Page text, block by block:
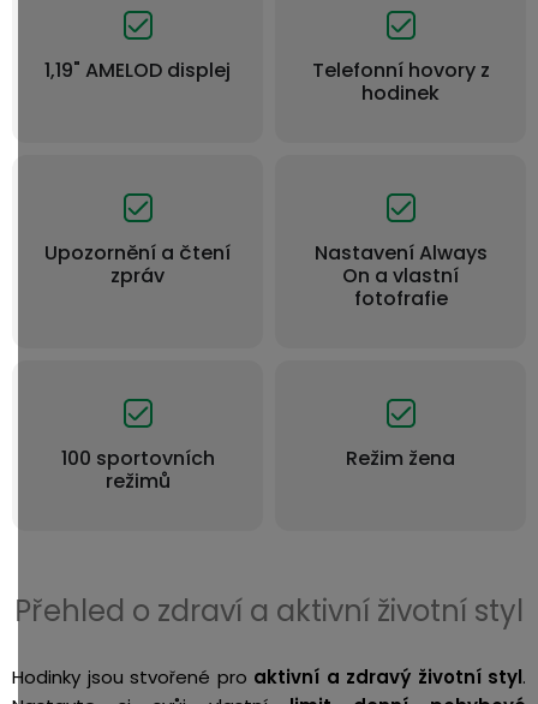
1,19" AMELOD displej
Telefonní hovory z
hodinek
Upozornění a čtení
zpráv
Nastavení Always
On a vlastní
fotofrafie
100 sportovních
režimů
Režim žena
Přehled o zdraví a aktivní životní styl
Hodinky jsou stvořené pro aktivní a zdravý životní styl.